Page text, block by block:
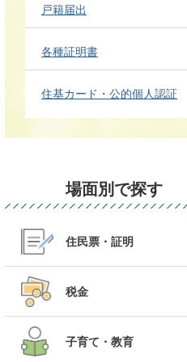
戸籍届出
各種証明書
住基カード・公的個人認証
場面別で探す
住民票・証明
税金
子育て・教育